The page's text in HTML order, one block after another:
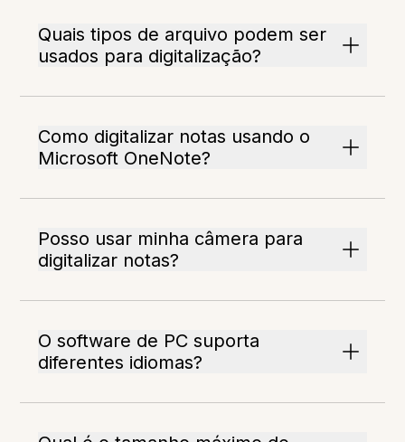
Quais tipos de arquivo podem ser
usados para digitalização?
Como digitalizar notas usando o
Microsoft OneNote?
Posso usar minha câmera para
digitalizar notas?
O software de PC suporta
diferentes idiomas?